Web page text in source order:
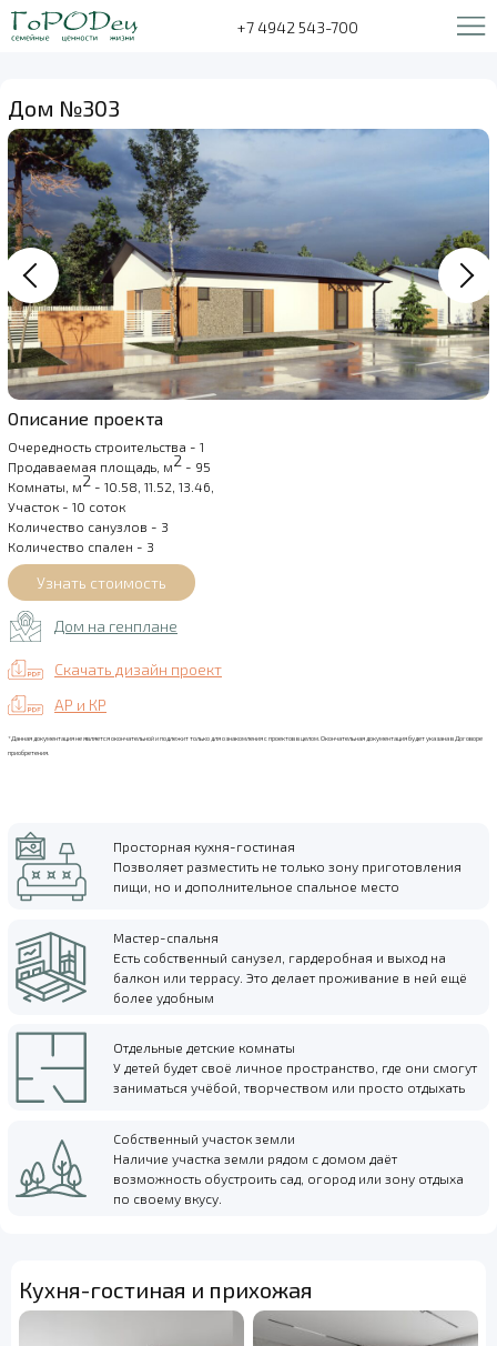
+7 4942 543-700
Дом №303
Описание проекта
Очередность строительства - 1
Продаваемая площадь, м2 - 95
Комнаты, м2 - 10.58, 11.52, 13.46,
Участок - 10 соток
Количество санузлов - 3
Количество спален - 3
Дом на генплане
Скачать дизайн проект
АР и КР
*Данная документация не является окончательной и подлежит только для ознакомления с проектов в целом. Окончательная документация будет указана в Договоре
приобретения.
Просторная кухня-гостиная
Позволяет разместить не только зону приготовления
пищи, но и дополнительное спальное место
Мастер-спальня
Есть собственный санузел, гардеробная и выход на
балкон или террасу. Это делает проживание в ней ещё
более удобным
Отдельные детские комнаты
У детей будет своё личное пространство, где они смогут
заниматься учёбой, творчеством или просто отдыхать
Собственный участок земли
Наличие участка земли рядом с домом даёт
возможность обустроить сад, огород или зону отдыха
по своему вкусу.
Кухня-гостиная и прихожая